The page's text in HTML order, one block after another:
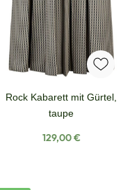
Rock Kabarett mit Gürtel,
taupe
Regulärer Preis:
129,00 €